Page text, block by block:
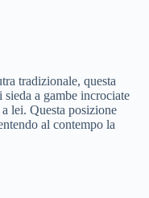
tradizionale, questa
sieda a gambe incrociate
lei. Questa posizione
al contempo la